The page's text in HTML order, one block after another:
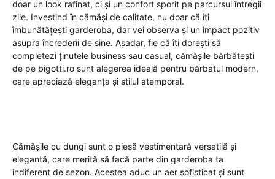
doar un look rafinat, ci și un confort sporit pe parcursul întregii
zile. Investind în cămăși de calitate, nu doar că îți
îmbunătățești garderoba, dar vei observa și un impact pozitiv
asupra încrederii de sine. Așadar, fie că îți dorești să
completezi ținutele business sau casual, cămășile bărbătești
de pe bigotti.ro sunt alegerea ideală pentru bărbatul modern,
care apreciază eleganța și stilul atemporal.
Cămășile cu dungi sunt o piesă vestimentară versatilă și
elegantă, care merită să facă parte din garderoba ta
indiferent de sezon. Acestea aduc un aer sofisticat și sunt